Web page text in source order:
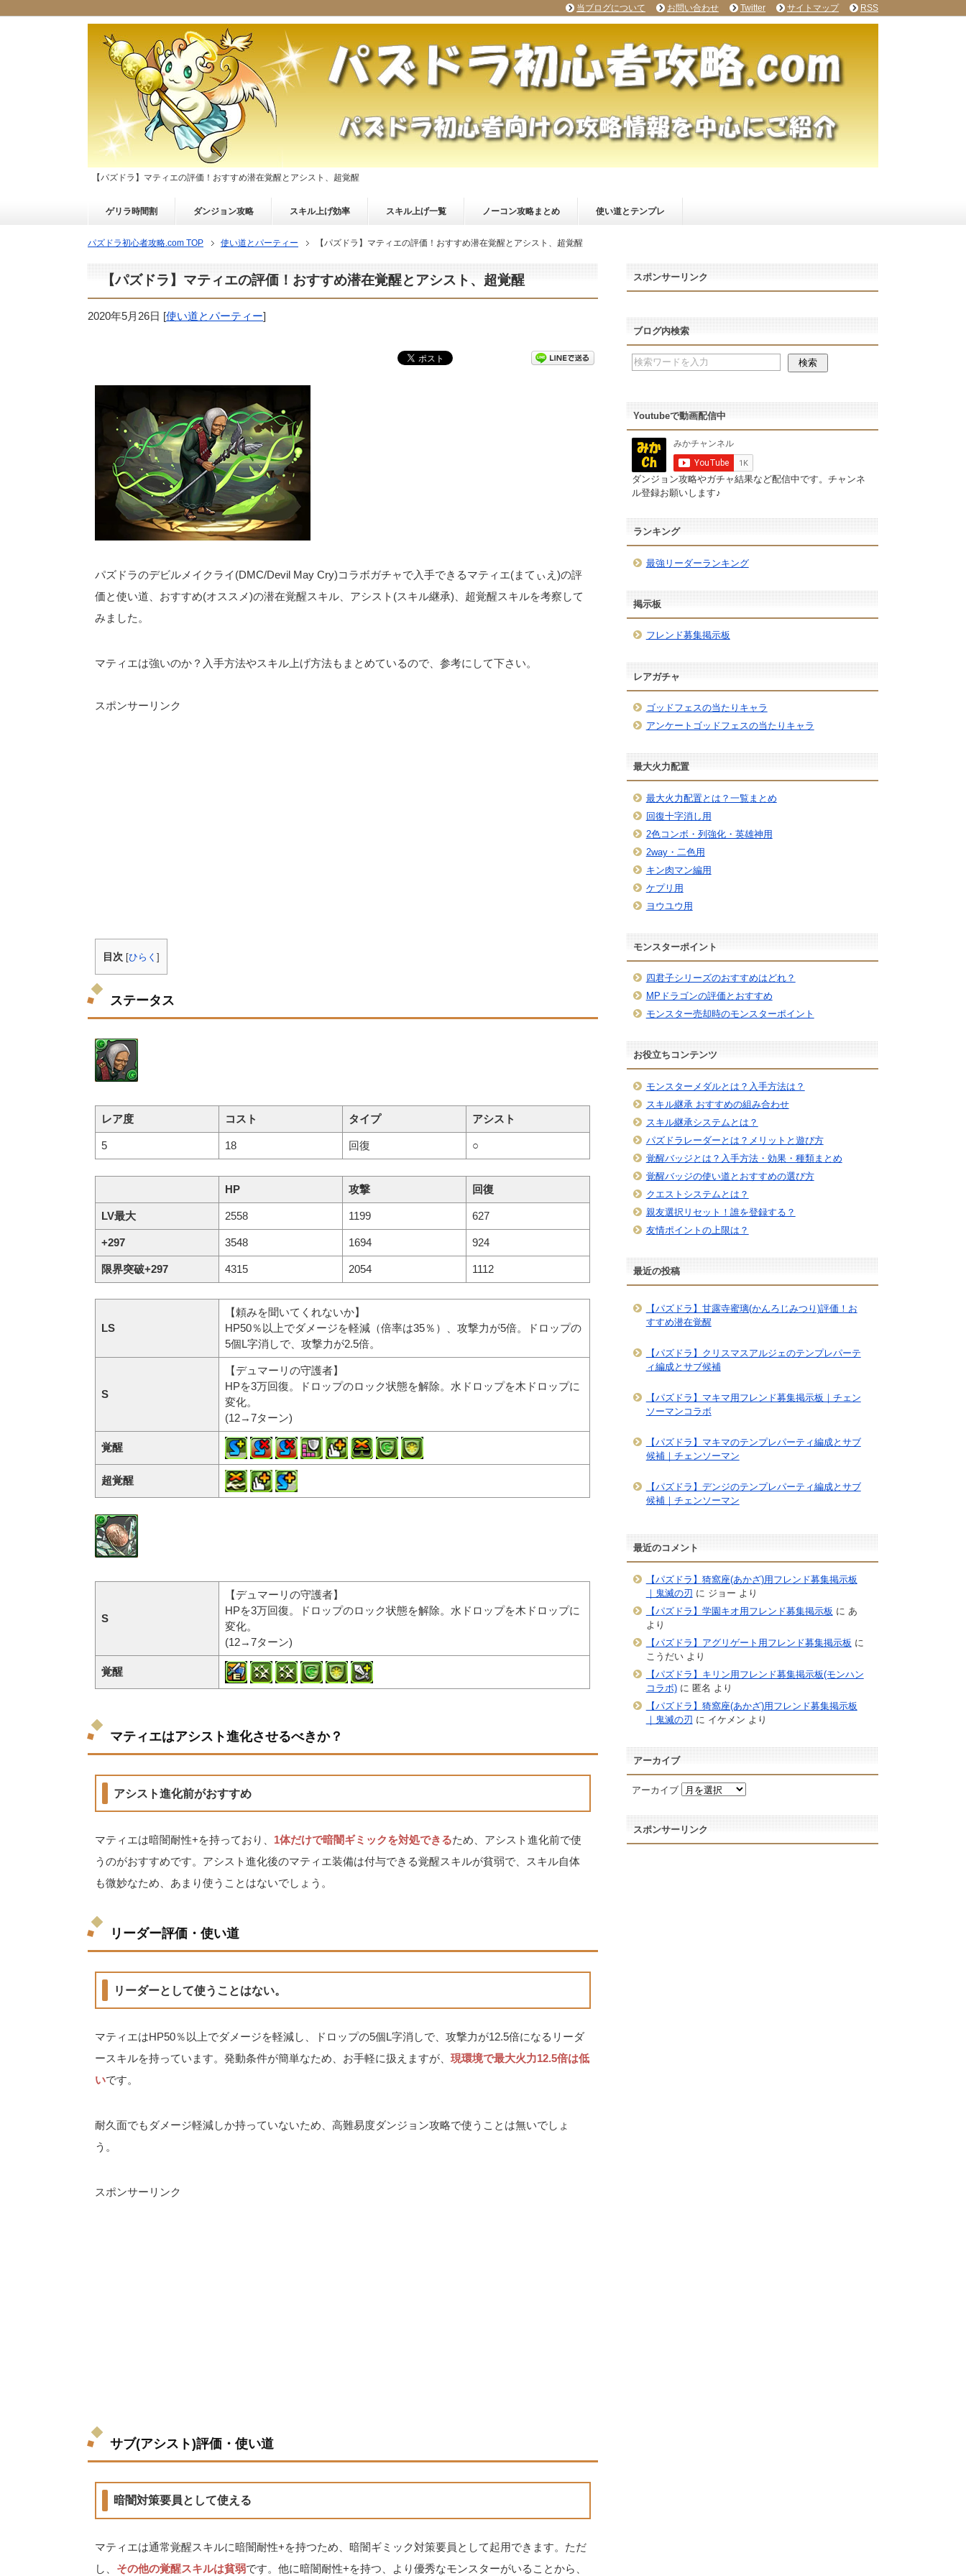
【パズドラ】マティエの評価！おすすめ潜在覚醒とアシスト、超覚醒
ゲリラ時間割 ダンジョン攻略 スキル上げ効率 スキル上げ一覧 ノーコン攻略まとめ 使い道とテンプレ
パズドラ初心者攻略.com TOP 使い道とパーティー 【パズドラ】マティエの評価！おすすめ潜在覚醒とアシスト、超覚醒
【パズドラ】マティエの評価！おすすめ潜在覚醒とアシスト、超覚醒
2020年5月26日 [使い道とパーティー]
パズドラのデビルメイクライ(DMC/Devil May Cry)コラボガチャで入手できるマティエ(まてぃえ)の評
価と使い道、おすすめ(オススメ)の潜在覚醒スキル、アシスト(スキル継承)、超覚醒スキルを考察して
みました。
マティエは強いのか？入手方法やスキル上げ方法もまとめているので、参考にして下さい。
スポンサーリンク
目次 [ひらく ]
ステータス
レア度 コスト タイプ アシスト
5 18 回復 ○
HP 攻撃 回復
LV最大 2558 1199 627
+297 3548 1694 924
限界突破+297 4315 2054 1112
LS
【頼みを聞いてくれないか】
HP50％以上でダメージを軽減（倍率は35％）、攻撃力が5倍。ドロップの
5個L字消しで、攻撃力が2.5倍。
S
【デュマーリの守護者】
HPを3万回復。ドロップのロック状態を解除。水ドロップを木ドロップに
変化。
(12→7ターン)
覚醒
超覚醒
S
【デュマーリの守護者】
HPを3万回復。ドロップのロック状態を解除。水ドロップを木ドロップに
変化。
(12→7ターン)
覚醒
マティエはアシスト進化させるべきか？
アシスト進化前がおすすめ
マティエは暗闇耐性+を持っており、 1体だけで暗闇ギミックを対処できるため、アシスト進化前で使
うのがおすすめです。アシスト進化後のマティエ装備は付与できる覚醒スキルが貧弱で、スキル自体
も微妙なため、あまり使うことはないでしょう。
リーダー評価・使い道
リーダーとして使うことはない。
マティエはHP50％以上でダメージを軽減し、ドロップの5個L字消しで、攻撃力が12.5倍になるリーダ
ースキルを持っています。発動条件が簡単なため、お手軽に扱えますが、 現環境で最大火力12.5倍は低
いです。
耐久面でもダメージ軽減しか持っていないため、高難易度ダンジョン攻略で使うことは無いでしょ
う。
スポンサーリンク
サブ(アシスト)評価・使い道
暗闇対策要員として使える
マティエは通常覚醒スキルに暗闇耐性+を持つため、暗闇ギミック対策要員として起用できます。ただ
し、 その他の覚醒スキルは貧弱です。他に暗闇耐性+を持つ、より優秀なモンスターがいることから、
スポンサーリンク
ブログ内検索
Youtubeで動画配信中
ダンジョン攻略やガチャ結果など配信中です。チャンネ
ル登録お願いします♪
ランキング
最強リーダーランキング
掲示板
フレンド募集掲示板
レアガチャ
ゴッドフェスの当たりキャラ
アンケートゴッドフェスの当たりキャラ
最大火力配置
最大火力配置とは？一覧まとめ
回復十字消し用
2色コンボ・列強化・英雄神用
2way・二色用
キン肉マン編用
ケプリ用
ヨウユウ用
モンスターポイント
四君子シリーズのおすすめはどれ？
MPドラゴンの評価とおすすめ
モンスター売却時のモンスターポイント
お役立ちコンテンツ
モンスターメダルとは？入手方法は？
スキル継承 おすすめの組み合わせ
スキル継承システムとは？
パズドラレーダーとは？メリットと遊び方
覚醒バッジとは？入手方法・効果・種類まとめ
覚醒バッジの使い道とおすすめの選び方
クエストシステムとは？
親友選択リセット！誰を登録する？
友情ポイントの上限は？
最近の投稿
【パズドラ】甘露寺蜜璃(かんろじみつり)評価！お
すすめ潜在覚醒
【パズドラ】クリスマスアルジェのテンプレパーテ
ィ編成とサブ候補
【パズドラ】マキマ用フレンド募集掲示板｜チェン
ソーマンコラボ
【パズドラ】マキマのテンプレパーティ編成とサブ
候補｜チェンソーマン
【パズドラ】デンジのテンプレパーティ編成とサブ
候補｜チェンソーマン
最近のコメント
【パズドラ】猗窩座(あかざ)用フレンド募集掲示板
｜鬼滅の刃 に ジョー より
【パズドラ】学園キオ用フレンド募集掲示板 に あ
より
【パズドラ】アグリゲート用フレンド募集掲示板 に
こうだいより
【パズドラ】キリン用フレンド募集掲示板(モンハン
コラボ)に 匿名 より
【パズドラ】猗窩座(あかざ)用フレンド募集掲示板
｜鬼滅の刃 に イケメン より
アーカイブ
アーカイブ
スポンサーリンク
当ブログについて お問い合わせ Twitter サイトマップ RSS